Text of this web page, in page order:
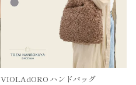
VIOLAdORO ハンドバッグ